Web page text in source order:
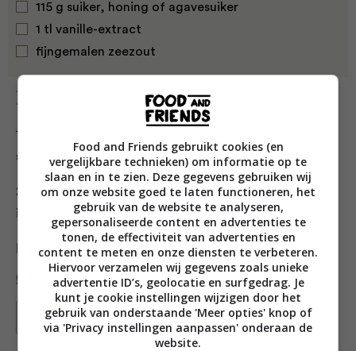
115 g suiker, honing of agavesuiker
1 tl vanille-extract
ﬁjngemalen zeezout
Bereiding
1. Meng de yoghurt, suiker, het vanille-extract en een
snuf zeezout goed met een garde.
2. Zet in de koelkast tot het koud genoeg (10 °C) is om
in een ijsmachine te bereiden.
Deel dit recept
Bewaar recept
Food and Friends gebruikt cookies (en
vergelijkbare technieken) om informatie op te
slaan en in te zien. Deze gegevens gebruiken wij
om onze website goed te laten functioneren, het
gebruik van de website te analyseren,
gepersonaliseerde content en advertenties te
tonen, de effectiviteit van advertenties en
content te meten en onze diensten te verbeteren.
Hiervoor verzamelen wij gegevens zoals unieke
advertentie ID’s, geolocatie en surfgedrag. Je
kunt je cookie instellingen wijzigen door het
gebruik van onderstaande 'Meer opties' knop of
via 'Privacy instellingen aanpassen' onderaan de
website.